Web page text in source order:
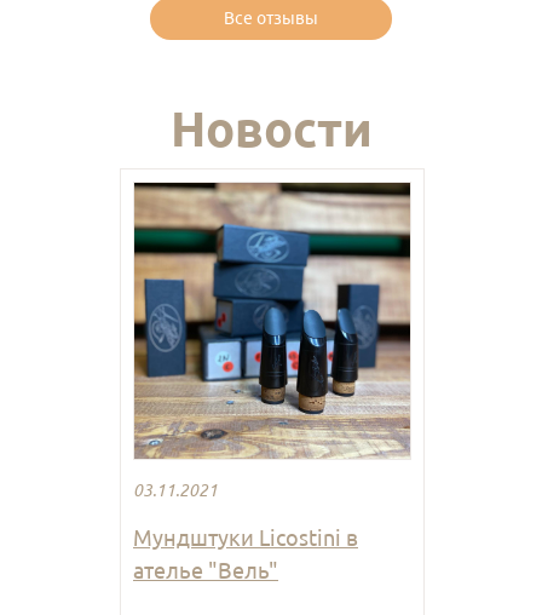
Все отзывы
Новости
03.11.2021
Мундштуки Licostini в
ателье "Вель"